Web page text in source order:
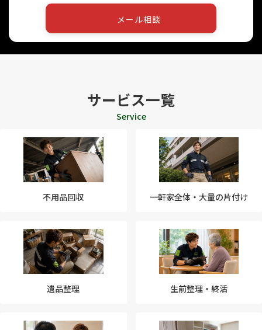
メール相談
サービス一覧
Service
不用品回収 一軒家全体・大量の片付け
遺品整理 生前整理・終活